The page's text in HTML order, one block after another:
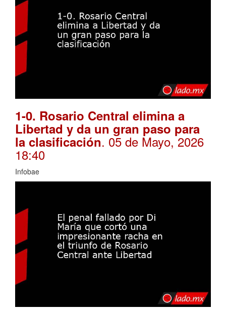
1-0. Rosario Central elimina a
Libertad y da un gran paso para
la clasificación. 05 de Mayo, 2026
18:40
Infobae